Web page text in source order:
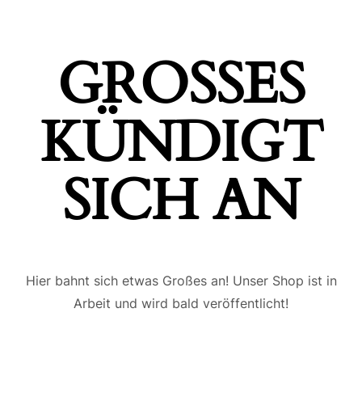
GROSSES K
ÜNDIGT S
ICH AN
Hier bahnt sich etwas Großes an! Unser Shop ist in
Arbeit und wird bald veröffentlicht!